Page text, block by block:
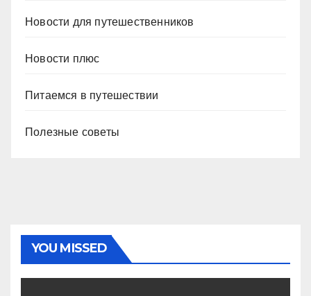
Новости для путешественников
Новости плюс
Питаемся в путешествии
Полезные советы
YOU MISSED